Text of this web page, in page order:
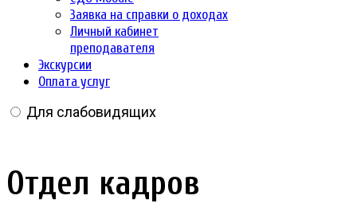
Заявка на справки о доходах
Личный кабинет
преподавателя
Экскурсии
Оплата услуг
Для слабовидящих
Отдел кадров